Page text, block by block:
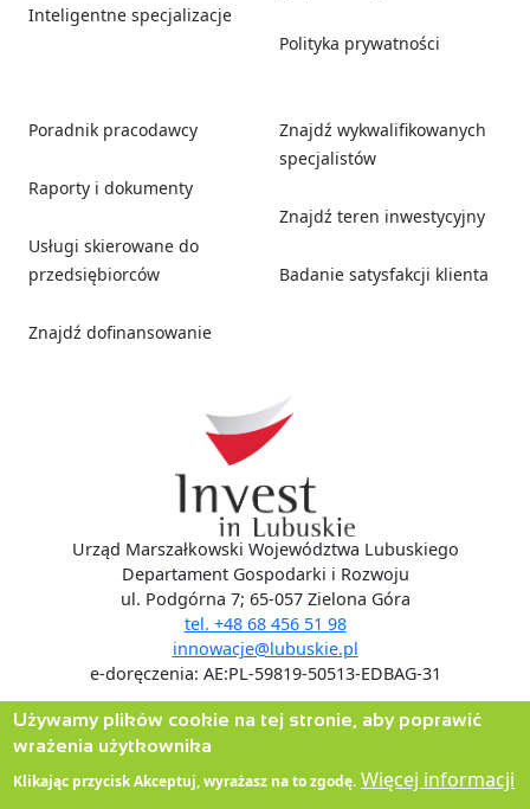
Inteligentne specjalizacje
Polityka prywatności
Poradnik pracodawcy
Raporty i dokumenty
Usługi skierowane do
przedsiębiorców
Znajdź dofinansowanie
Znajdź wykwalifikowanych
specjalistów
Znajdź teren inwestycyjny
Badanie satysfakcji klienta
Urząd Marszałkowski Województwa Lubuskiego
Departament Gospodarki i Rozwoju
ul. Podgórna 7; 65-057 Zielona Góra
tel. +48 68 456 51 98
innowacje@lubuskie.pl
e-doręczenia: AE:PL-59819-50513-EDBAG-31
Używamy plików cookie na tej stronie, aby poprawić
wrażenia użytkownika
Klikając przycisk Akceptuj, wyrażasz na to zgodę. Więcej informacji